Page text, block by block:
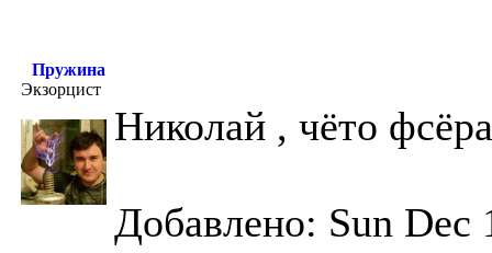
Пружина
Экзорцист
Николай , чёто
Добавлено: Sun Dec